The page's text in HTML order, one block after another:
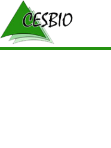
Skip
content